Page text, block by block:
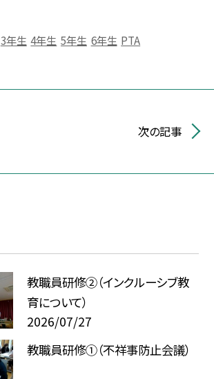
3年生 4年生 5年生 6年生 PTA
次の記事
教職員研修②（インクルーシブ教
育について）
2026/07/27
教職員研修①（不祥事防止会議）